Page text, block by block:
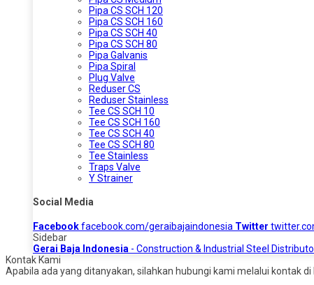
Pipa CS SCH 120
Pipa CS SCH 160
Pipa CS SCH 40
Pipa CS SCH 80
Pipa Galvanis
Pipa Spiral
Plug Valve
Reduser CS
Reduser Stainless
Tee CS SCH 10
Tee CS SCH 160
Tee CS SCH 40
Tee CS SCH 80
Tee Stainless
Traps Valve
Y Strainer
Social Media
Facebookfacebook.com/geraibajaindonesia Twitter
Sidebar
Gerai Baja Indonesia - Construction & Industrial Steel
Kontak Kami
Apabila ada yang ditanyakan, silahkan hubungi kami melalui kontak di